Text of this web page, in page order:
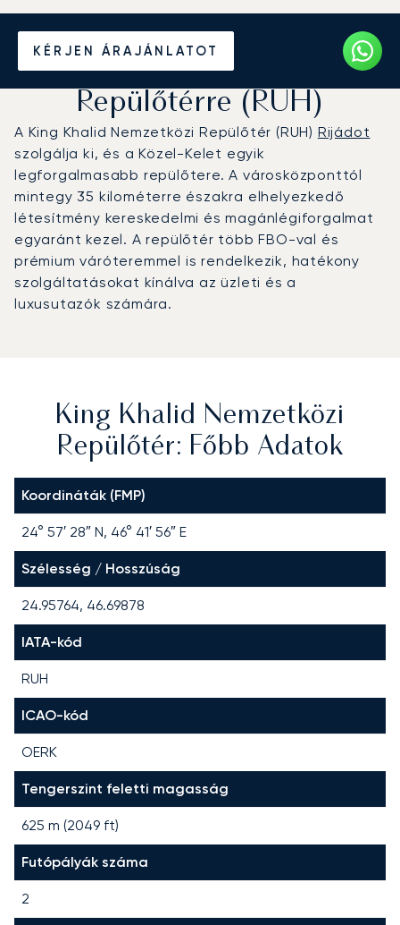
KÉRJEN ÁRAJÁNLATOT
Magánrepülőgép bérlése a
King Khalid Nemzetközi
Repülőtérre (RUH)
A King Khalid Nemzetközi Repülőtér (RUH) Rijádot
szolgálja ki, és a Közel-Kelet egyik
legforgalmasabb repülőtere. A városközponttól
mintegy 35 kilométerre északra elhelyezkedő
létesítmény kereskedelmi és magánlégiforgalmat
egyaránt kezel. A repülőtér több FBO-val és
prémium váróteremmel is rendelkezik, hatékony
szolgáltatásokat kínálva az üzleti és a
luxusutazók számára.
King Khalid Nemzetközi
Repülőtér: Főbb Adatok
Koordináták (FMP)
24° 57′ 28″ N, 46° 41′ 56″ E
Szélesség / Hosszúság
24.95764, 46.69878
IATA-kód
RUH
ICAO-kód
OERK
Tengerszint feletti magasság
625 m (2049 ft)
Futópályák száma
2